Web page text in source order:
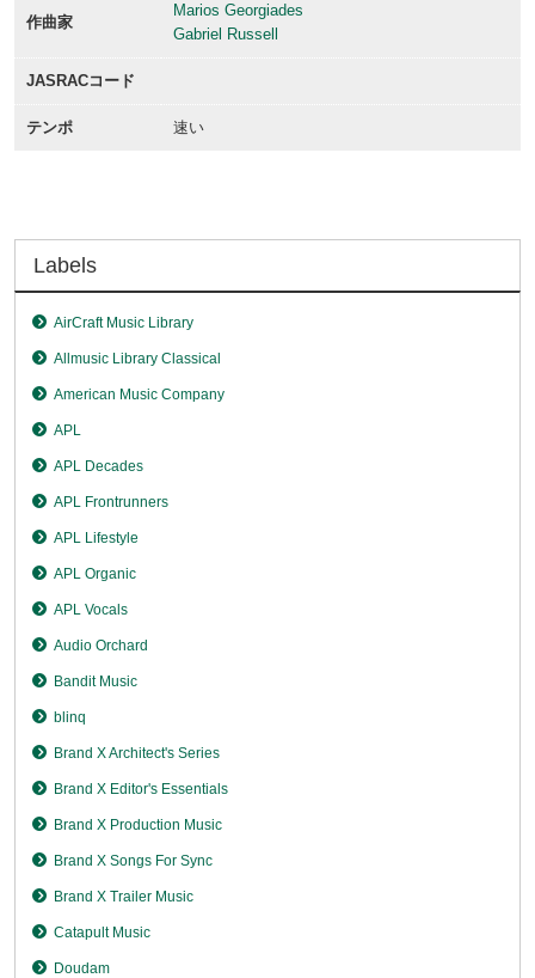
作曲家
Marios Georgiades
Gabriel Russell
JASRACコード
テンポ 速い
Labels
AirCraft Music Library
Allmusic Library Classical
American Music Company
APL
APL Decades
APL Frontrunners
APL Lifestyle
APL Organic
APL Vocals
Audio Orchard
Bandit Music
blinq
Brand X Architect's Series
Brand X Editor's Essentials
Brand X Production Music
Brand X Songs For Sync
Brand X Trailer Music
Catapult Music
Doudam